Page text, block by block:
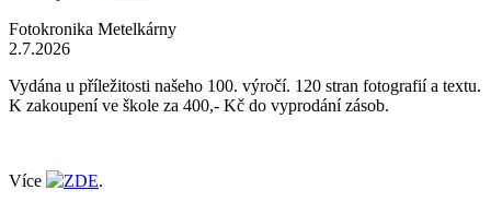
Fotokronika Metelkárny
2.7.2026
Vydána u příležitosti našeho 100. výročí. 120 stran fotografií a textu.
K zakoupení ve škole za 400,- Kč do vyprodání zásob.
Více ZDE.